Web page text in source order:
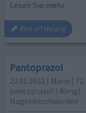
Lesen Sie mehr
ihre erfahrung
Pantoprazol
22.01.2022 | Mann | 72
pantoprazol (40mg)
Magenbeschwerden